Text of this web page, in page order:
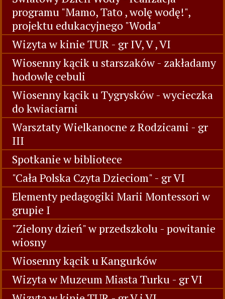
programu "Mamo, Tato , wolę wodę!",
projektu edukacyjnego "Woda"
Wizyta w kinie TUR - gr IV, V , VI
Wiosenny kącik u starszaków - zakładamy
hodowlę cebuli
Wiosenny kącik u Tygrysków - wycieczka
do kwiaciarni
Warsztaty Wielkanocne z Rodzicami - gr
III
Spotkanie w bibliotece
"Cała Polska Czyta Dzieciom" - gr VI
Elementy pedagogiki Marii Montessori w
grupie I
"Zielony dzień" w przedszkolu - powitanie
wiosny
Wiosenny kącik u Kangurków
Wizyta w Muzeum Miasta Turku - gr VI